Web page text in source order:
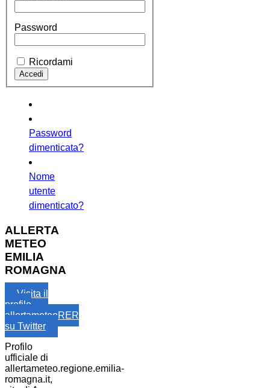
Password
Ricordami
Password
dimenticata?
Nome
utente
dimenticato?
ALLERTA
METEO
EMILIA
ROMAGNA
Visita il
profilo
allertameteoRER
su Twitter
Profilo
ufficiale di
allertameteo.regione.emilia-
romagna.it,